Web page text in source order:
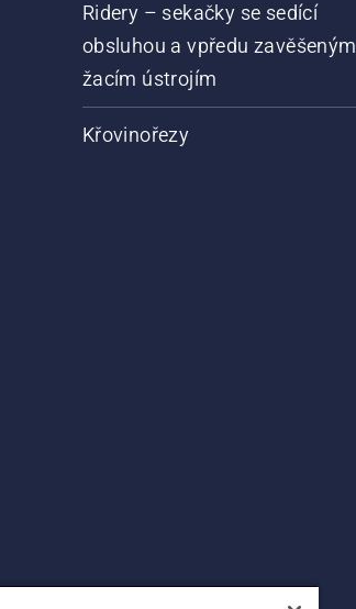
Ridery – sekačky se sedící
obsluhou a vpředu zavěšeným
žacím ústrojím
Křovinořezy